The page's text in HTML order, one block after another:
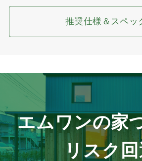
推奨仕様＆スペ
エムワンの家
リスク